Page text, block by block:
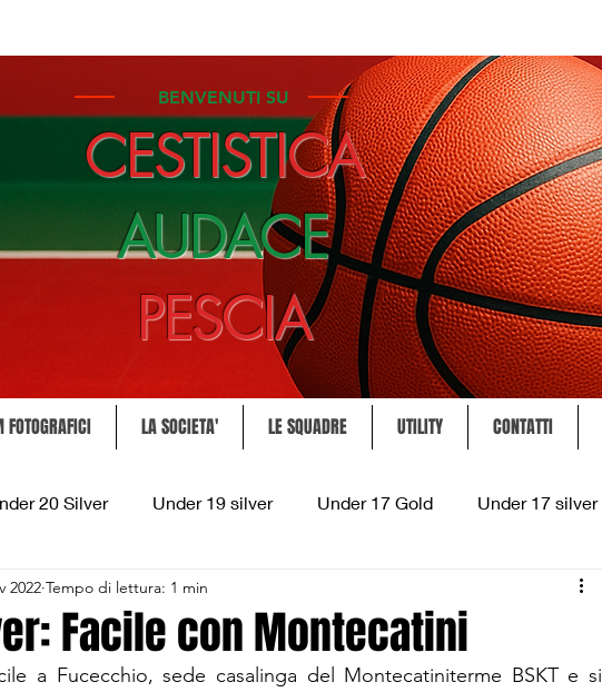
BENVENUTI SU
CESTISTICA
AUDACE
PESCIA
LA SOCIETA' LE SQUADRE UTILITY CONTATTI
20 Silver Under 19 silver Under 17 Gold Under 17 silver
Under 13 Silver
Divisione Regionale 3 CSI Allievi
Facile con Montecatini
2022 Tempo di lettura: 1 min
a Fucecchio, sede casalinga del Montecatiniterme BSKT e si